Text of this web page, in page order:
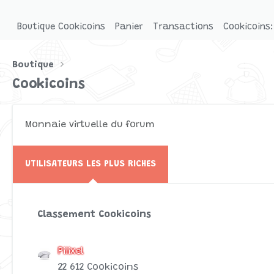
Boutique Cookicoins Panier Transactions
Boutique
Cookicoins
Monnaie virtuelle du forum
UTILISATEURS LES PLUS RICHES
Classement Cookicoins
Piiixel
22 612 Cookicoins